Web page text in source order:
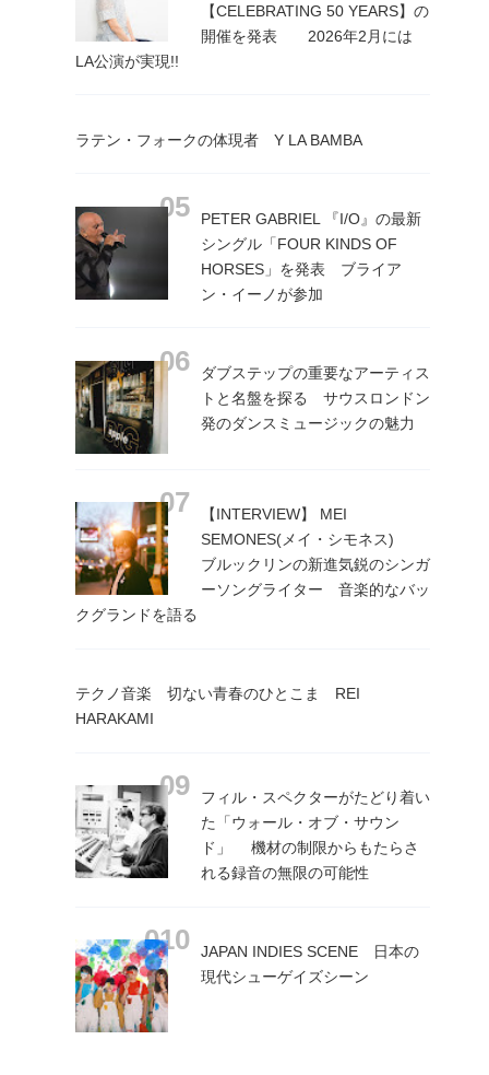
【CELEBRATING 50 YEARS】の
開催を発表 2026年2月には
LA公演が実現!!
ラテン・フォークの体現者 Y LA BAMBA
PETER GABRIEL 『I/O』の最新
シングル「FOUR KINDS OF
HORSES」を発表 ブライア
ン・イーノが参加
ダブステップの重要なアーティス
トと名盤を探る サウスロンドン
発のダンスミュージックの魅力
【INTERVIEW】 MEI
SEMONES(メイ・シモネス)
ブルックリンの新進気鋭のシンガ
ーソングライター 音楽的なバッ
クグランドを語る
テクノ音楽 切ない青春のひとこま REI
HARAKAMI
フィル・スペクターがたどり着い
た「ウォール・オブ・サウン
ド」 機材の制限からもたらさ
れる録音の無限の可能性
JAPAN INDIES SCENE 日本の
現代シューゲイズシーン